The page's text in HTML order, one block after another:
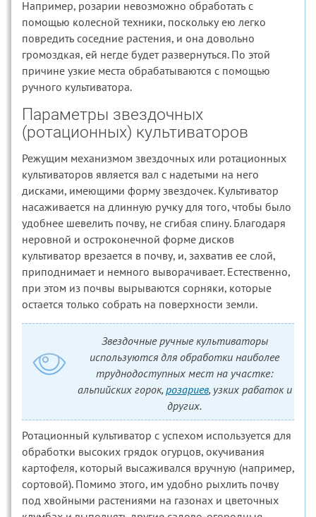
Например, розарии невозможно обработать с
помощью колесной техники, поскольку ею легко
повредить соседние растения, и она довольно
громоздкая, ей негде будет развернуться. По этой
причине узкие места обрабатываются с помощью
ручного культиватора.
Параметры звездочных
(ротационных) культиваторов
Режущим механизмом звездочных или ротационных
культиваторов является вал с надетыми на него
дисками, имеющими форму звездочек. Культиватор
насаживается на длинную ручку для того, чтобы было
удобнее шевелить почву, не сгибая спину. Благодаря
неровной и остроконечной форме дисков
культиватор врезается в почву, и, захватив ее слой,
приподнимает и немного выворачивает. Естественно,
при этом из почвы вырываются сорняки, которые
остается только собрать на поверхности земли.
Звездочные ручные культиваторы
используются для обработки наиболее
труднодоступных мест на участке:
альпийских горок, розариев, узких рабаток и
других.
Ротационный культиватор с успехом используется для
обработки высоких грядок огурцов, окучивания
картофеля, который высаживался вручную (например,
сортовой). Помимо этого, им удобно рыхлить почву
под хвойными растениями на газонах и цветочных